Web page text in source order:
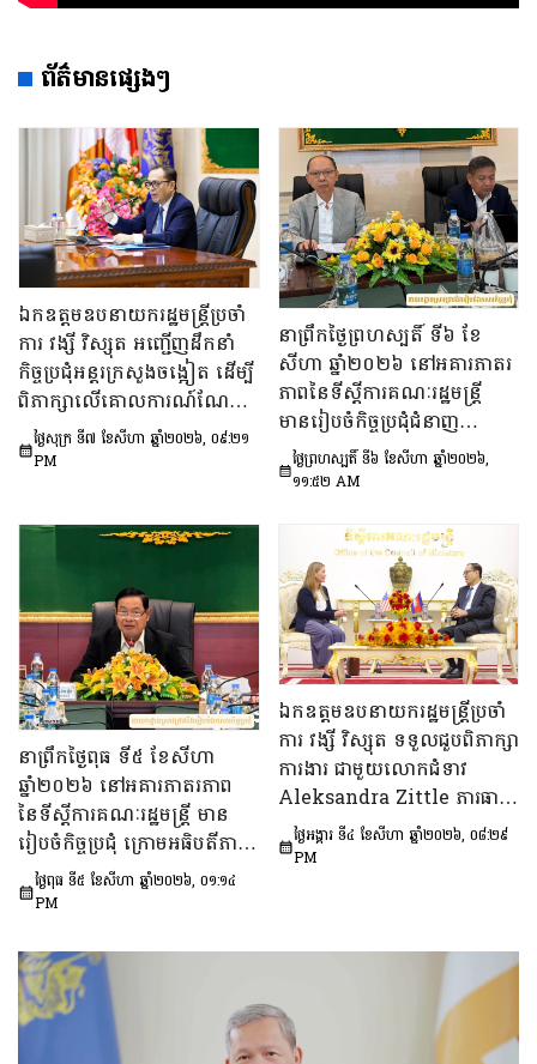
ព័ត៌មានផ្សេងៗ
ឯកឧត្តមឧបនាយករដ្ឋមន្រ្តីប្រចាំ
ការ វង្សី វិស្សុត អញ្ជើញដឹកនាំ
កិច្ចប្រជុំអន្តរក្រសួងចង្អៀត ដើម្បី
ពិភាក្សាលើគោលការណ៍​ណែនាំ
ស្តីពីការរៀបចំប្រកាស ប្រកាស
អន្តរក្រសួង និងប្រកាសរួម របស់
ថ្ងៃសុក្រ ទី៧ ខែសីហា ឆ្នាំ២០២៦, ០៩:២១
PM
នាព្រឹកថ្ងៃព្រហស្បតិ៍ ទី៦ ខែ
សីហា ឆ្នាំ២០២៦ នៅអគារភាតរ
ភាពនៃទីស្តីការគណៈរដ្ឋមន្រ្តី
មានរៀបចំកិច្ចប្រជុំជំនាញ
បច្ចេកទេស ក្រោមអធិបតីភាព
ឯកឧត្តម សុក ផេង រដ្ឋលេខាធិ
ប្រធាន និងជាប្រធាន​ក្រុម​ការងារ​
ទី៣នៃក្រុមប្រឹក្សាអ្នកច្បាប់ និង
ឯកឧត្តម ចែម ផល្លា អនុប្រធាន​
និង​ជា​ប្រធាន​ក្រុមការងារទី៣នៃ
ក្រុមប្រឹក្សាសេដ្ឋកិច្ច សង្គមកិច្ច
និង​វប្បធម៌ ដើម្បីពិនិត្យ​និង​
ពិភាក្សា​លើ «សេចក្តីព្រាង
ផែនការ​សកម្មភាពជាតិ​​ស្ដីពី​ការ
បង្ការទប់ស្កាត់​អាពាហ៍ពិពាហ៍​
នៅវ័យក្មេង​និងការ​មាន​ផ្ទៃពោះ​
នៅ​វ័យជំទង់​នៅកម្ពុជា
ឆ្នាំ២០២៦-២០៣០»។
ថ្ងៃព្រហស្បតិ៍ ទី៦ ខែសីហា ឆ្នាំ២០២៦,
១១:៥២ AM
នាព្រឹកថ្ងៃពុធ ទី៥ ខែសីហា
ឆ្នាំ២០២៦ នៅអគារភាតរភាព
នៃទីស្តីការគណៈរដ្ឋមន្រ្តី មាន
រៀបចំកិច្ចប្រជុំ ក្រោមអធិបតីភាព
ឯកឧត្តម ឆឺយ រឿន រដ្ឋលេខាធិ
ការ​ទីស្តីការគណៈរដ្ឋមន្ត្រី ដើម្បី
ព្រាង​គំរូ​របាយការណ៍​សង្ខេប​ស្ដីពី​
វឌ្ឍនភាព​និងសមិទ្ធផល​សំខាន់ៗ​
របស់​រាជរដ្ឋាភិបាល​នៃ​
ព្រះរាជាណាចក្រកម្ពុជា។
ថ្ងៃពុធ ទី៥ ខែសីហា ឆ្នាំ២០២៦, ០១:១៤
PM
ឯកឧត្តមឧបនាយករដ្ឋមន្ត្រីប្រចាំ
ការ វង្សី វិស្សុត ទទួលជួបពិភាក្សា
ការងារ ជាមួយលោកជំទាវ
Aleksandra Zittle ភារធារី
ស្តីទីនៃស្ថានទូតសហរដ្ឋអាម៉េរិក
ប្រចាំកម្ពុជា
ថ្ងៃអង្គារ ទី៤ ខែសីហា ឆ្នាំ២០២៦, ០៨:២៩
PM